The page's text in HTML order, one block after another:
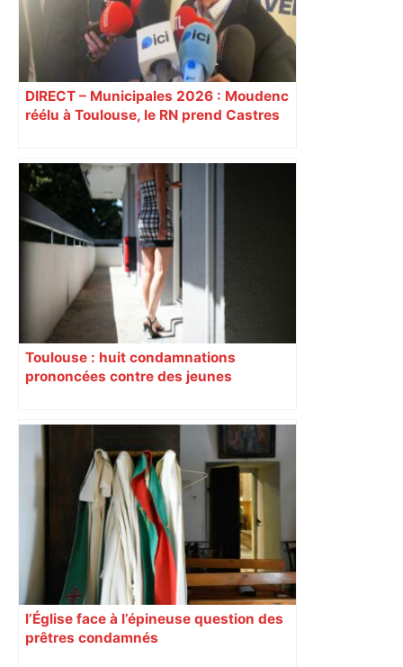
DIRECT – Municipales 2026 : Moudenc
réélu à Toulouse, le RN prend Castres
Toulouse : huit condamnations
prononcées contre des jeunes
l’Église face à l’épineuse question des
prêtres condamnés